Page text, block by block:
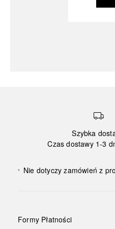
Szybka
Czas dostawy 1-3
¹ Nie dotyczy zamówień z
Formy Płatności